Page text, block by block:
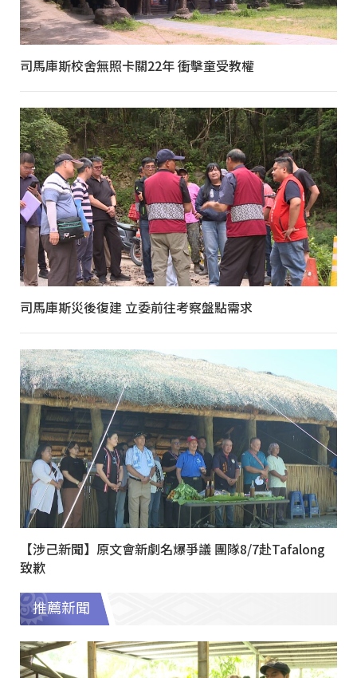
司馬庫斯校舍無照卡關22年 衝擊童受教權
司馬庫斯災後復建 立委前往考察盤點需求
【涉己新聞】原文會新劇名爆爭議 團隊8/7赴Tafalong
致歉
推薦新聞